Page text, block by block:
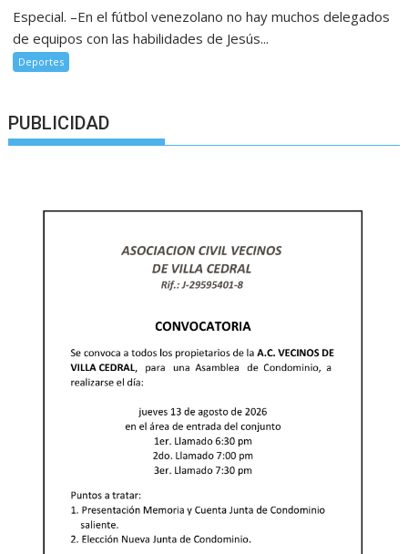
Especial. –En el fútbol venezolano no hay muchos delegados
de equipos con las habilidades de Jesús...
Deportes
PUBLICIDAD